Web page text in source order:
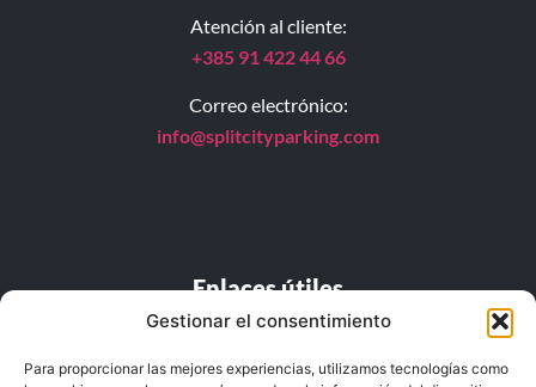
Gestionar el consentimiento
Para proporcionar las mejores experiencias, utilizamos tecnologías como
Atención al cliente:
+385 91 422 44 66
Correo electrónico:
info@splitcityparking.com
Enlaces útiles